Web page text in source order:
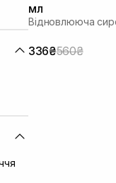
мл
Відновлююча
336₴560₴